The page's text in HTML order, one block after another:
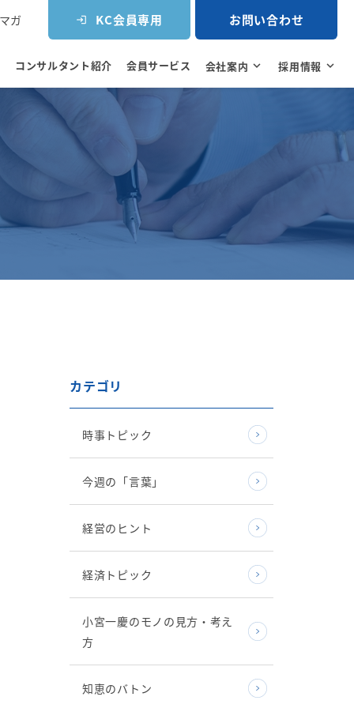
ガ login KC会員専用 お問い合わせ
コンサルタント紹介 会員サービス 会社案内 expand_more 採用情報 expand_more
カテゴリ
時事トピック
今週の「言葉」
経営のヒント
経済トピック
小宮一慶のモノの見方・考え
方
知恵のバトン